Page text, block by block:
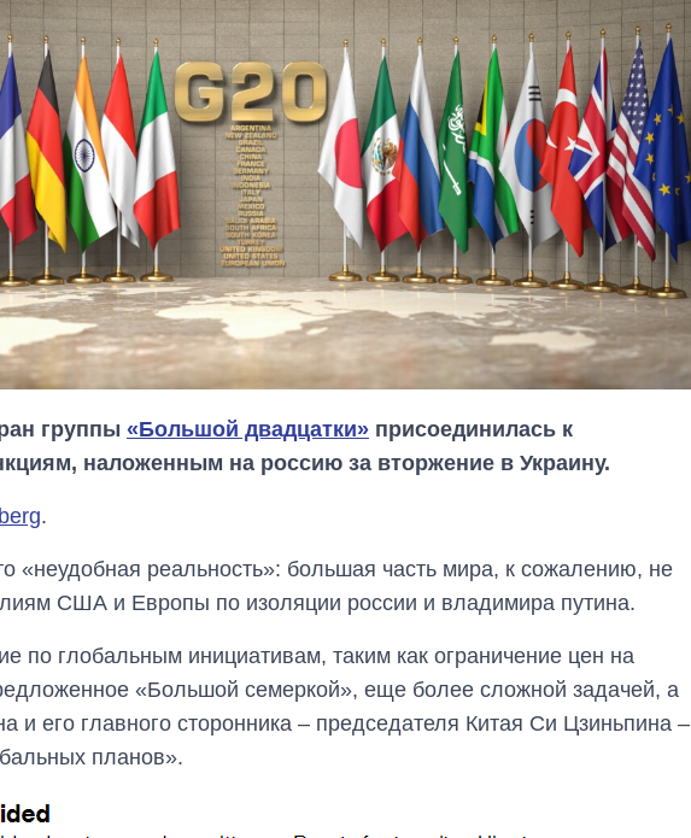
группы «Большой двадцатки» присоединилась к
наложенным на россию за вторжение в Украину.
.
«неудобная реальность»: большая часть мира, к сожалению, не
США и Европы по изоляции россии и владимира путина.
по глобальным инициативам, таким как ограничение цен на
«Большой семеркой», еще более сложной задачей, а
и его главного сторонника – председателя Китая Си Цзиньпина –
планов».